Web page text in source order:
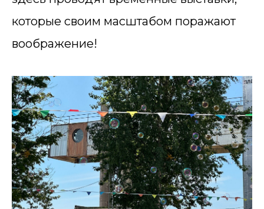
которые своим масштабом поражают
воображение!